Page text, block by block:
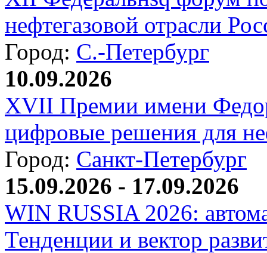
нефтегазовой отрасли
Город: С.-Петербург
10.09.2026
XVII Премии имени
цифровые решения для
Город: Санкт-Петербург
15.09.2026 - 17.09.2026
WIN RUSSIA 2026:
Тенденции и вектор